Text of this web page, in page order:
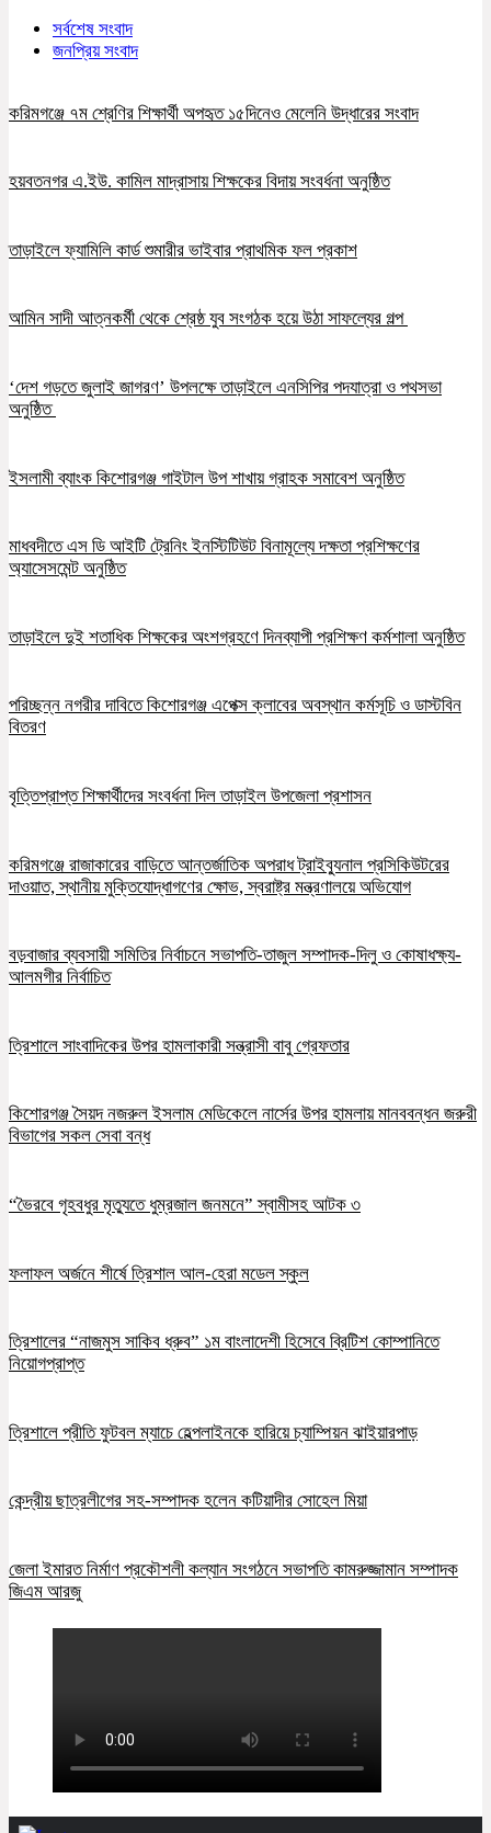
সর্বশেষ সংবাদ
জনপ্রিয় সংবাদ
করিমগঞ্জে ৭ম শ্রেণির শিক্ষার্থী অপহৃত ১৫দিনেও মেলেনি উদ্ধারের সংবাদ
হয়বতনগর এ.ইউ. কামিল মাদ্রাসায় শিক্ষকের বিদায় সংবর্ধনা অনুষ্ঠিত
তাড়াইলে ফ্যামিলি কার্ড শুমারীর ভাইবার প্রাথমিক ফল প্রকাশ
আমিন সাদী আত্নকর্মী থেকে শ্রেষ্ঠ যুব সংগঠক হয়ে উঠা সাফল্যের গল্প
‘দেশ গড়তে জুলাই জাগরণ’ উপলক্ষে তাড়াইলে এনসিপির পদযাত্রা ও পথসভা
অনুষ্ঠিত
ইসলামী ব্যাংক কিশোরগঞ্জ গাইটাল উপ শাখায় গ্রাহক সমাবেশ অনুষ্ঠিত
মাধবদীতে এস ডি আইটি ট্রেনিং ইনস্টিটিউট বিনামূল্যে দক্ষতা প্রশিক্ষণের
অ্যাসেসমেন্ট অনুষ্ঠিত
তাড়াইলে দুই শতাধিক শিক্ষকের অংশগ্রহণে দিনব্যাপী প্রশিক্ষণ কর্মশালা অনুষ্ঠিত
পরিচ্ছন্ন নগরীর দাবিতে কিশোরগঞ্জ এপেক্স ক্লাবের অবস্থান কর্মসূচি ও ডাস্টবিন
বিতরণ
বৃত্তিপ্রাপ্ত শিক্ষার্থীদের সংবর্ধনা দিল তাড়াইল উপজেলা প্রশাসন
করিমগঞ্জে রাজাকারের বাড়িতে আন্তর্জাতিক অপরাধ ট্রাইব্যুনাল প্রসিকিউটরের
দাওয়াত, স্থানীয় মুক্তিযোদ্ধাগণের ক্ষোভ, স্বরাষ্ট্র মন্ত্রণালয়ে অভিযোগ
বড়বাজার ব্যবসায়ী সমিতির নির্বাচনে সভাপতি-তাজুল সম্পাদক-দিলু ও কোষাধক্ষ্য-
আলমগীর নির্বাচিত
ত্রিশালে সাংবাদিকের উপর হামলাকারী সন্ত্রাসী বাবু গ্রেফতার
কিশোরগঞ্জ সৈয়দ নজরুল ইসলাম মেডিকেলে নার্সের উপর হামলায় মানববন্ধন জরুরী
বিভাগের সকল সেবা বন্ধ
“ভৈরবে গৃহবধুর মৃত্যুতে ধুম্রজাল জনমনে” স্বামীসহ আটক ৩
ফলাফল অর্জনে শীর্ষে ত্রিশাল আল-হেরা মডেল স্কুল
ত্রিশালের “নাজমুস সাকিব ধ্রুব” ১ম বাংলাদেশী হিসেবে ব্রিটিশ কোম্পানিতে
নিয়োগপ্রাপ্ত
ত্রিশালে প্রীতি ফুটবল ম্যাচে হেল্পলাইনকে হারিয়ে চ্যাম্পিয়ন ঝাইয়ারপাড়
কেন্দ্রীয় ছাত্রলীগের সহ-সম্পাদক হলেন কটিয়াদীর সোহেল মিয়া
জেলা ইমারত নির্মাণ প্রকৌশলী কল্যান সংগঠনে সভাপতি কামরুজ্জামান সম্পাদক
জিএম আরজু